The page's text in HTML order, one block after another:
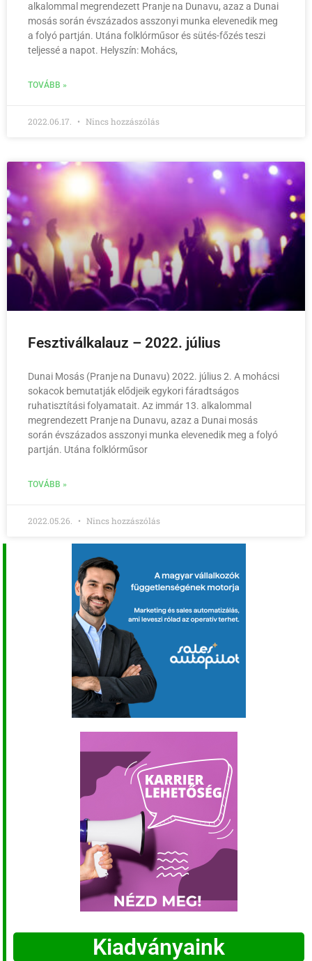
alkalommal megrendezett Pranje na Dunavu, azaz a Dunai
mosás során évszázados asszonyi munka elevenedik meg
a folyó partján. Utána folklórműsor és sütés-főzés teszi
teljessé a napot. Helyszín: Mohács,
TOVÁBB »
2022.06.17. Nincs hozzászólás
Fesztiválkalauz – 2022. július
Dunai Mosás (Pranje na Dunavu) 2022. július 2. A mohácsi
sokacok bemutatják elődjeik egykori fáradtságos
ruhatisztítási folyamatait. Az immár 13. alkalommal
megrendezett Pranje na Dunavu, azaz a Dunai mosás
során évszázados asszonyi munka elevenedik meg a folyó
partján. Utána folklórműsor
TOVÁBB »
2022.05.26. Nincs hozzászólás
Kiadványaink